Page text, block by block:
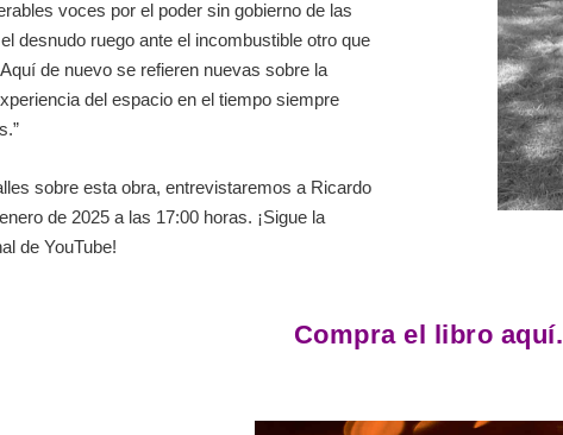
voces por el poder sin gobierno de las
desnudo ruego ante el incombustible otro que
de nuevo se refieren nuevas sobre la
del espacio en el tiempo siempre
sobre esta obra, entrevistaremos a Ricardo
de 2025 a las 17:00 horas. ¡Sigue la
de YouTube!
Compra el libro aquí.